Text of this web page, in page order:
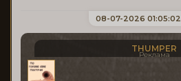
08-07-2026 01:05:02
THUMPER
Реклама